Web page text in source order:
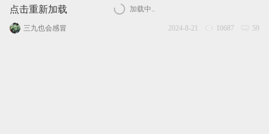
点击重新加载
三九也会感冒 2024-8-21 10687 59
加载中..